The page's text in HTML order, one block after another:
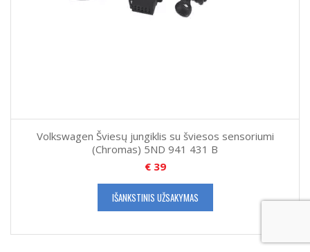
Volkswagen Šviesų jungiklis su šviesos sensoriumi
(Chromas) 5ND 941 431 B
€39
IŠANKSTINIS UŽSAKYMAS